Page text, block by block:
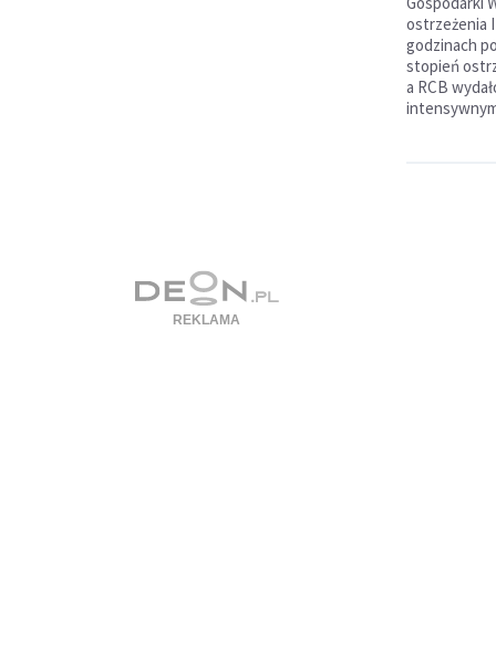
ostrzeżenia
godzinach
stopień
a RCB